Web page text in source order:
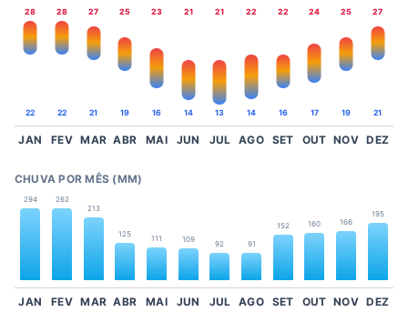
28
22
28
22
27
21
25
19
23
16
21
14
21
13
22
14
22
16
24
17
25
19
27
21
JAN FEV MAR ABR MAI JUN JUL AGO SET OUT NOV DEZ
CHUVA POR MÊS (MM)
294
262
213
125 111 109
92 91
152 160 166
195
JAN FEV MAR ABR MAI JUN JUL AGO SET OUT NOV DEZ